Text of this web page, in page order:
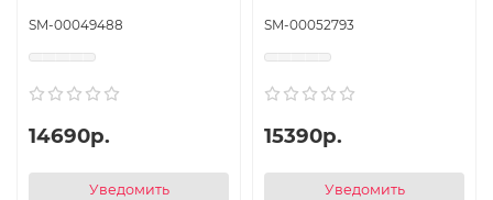
SM-00049488
14690р.
Уведомить
SM-00052793
15390р.
Уведомить